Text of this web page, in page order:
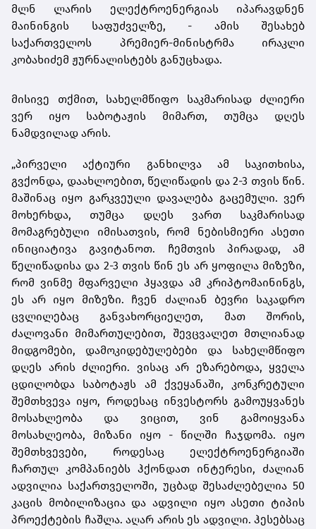
მლნ ლარის ელექტროენერგიას იპარავდნენ
მაინინგის საფუძველზე, - ამის შესახებ
საქართველოს პრემიერ-მინისტრმა ირაკლი
კობახიძემ ჟურნალისტებს განუცხადა.
მისივე თქმით, სახელმწიფო საკმარისად ძლიერი
ვერ იყო საბოტაჟის მიმართ, თუმცა დღეს
ნამდვილად არის.
„პირველი აქტიური განხილვა ამ საკითხისა,
გვქონდა, დაახლოებით, წელიწადის და 2-3 თვის წინ.
მაშინაც იყო გარკვეული დავალება გაცემული. ვერ
მოხერხდა, თუმცა დღეს ვართ საკმარისად
მომაგრებული იმისათვის, რომ ნებისმიერი ასეთი
ინიციატივა გავიტანოთ. ჩემთვის პირადად, ამ
წელიწადისა და 2-3 თვის წინ ეს არ ყოფილა მიზეზი,
რომ ვინმე მფარველი ჰყავდა ამ კრიპტომაინინგს,
ეს არ იყო მიზეზი. ჩვენ ძალიან ბევრი საკადრო
ცვლილებაც განვახორციელეთ, მათ შორის,
ძალოვანი მიმართულებით, შევცვალეთ მთლიანად
მიდგომები, დამოკიდებულებები და სახელმწიფო
დღეს არის ძლიერი. ვისაც არ ეზარებოდა, ყველა
ცდილობდა საბოტაჟს ამ ქვეყანაში, კონკრეტული
შემთხვევა იყო, როდესაც ინვესტორს გამოუყვანეს
მოსახლეობა და ვიცით, ვინ გამოიყვანა
მოსახლეობა, მიზანი იყო - წილში ჩაჯდომა. იყო
შემთხვევები, როდესაც ელექტროენერგიაში
ჩართულ კომპანიებს ჰქონდათ ინტერესი, ძალიან
ადვილია საქართველოში, უცბად შესაძლებელია 50
კაცის მობილიზაცია და ადვილი იყო ასეთი ტიპის
პროექტების ჩაშლა. აღარ არის ეს ადვილი. ჰესებსაც